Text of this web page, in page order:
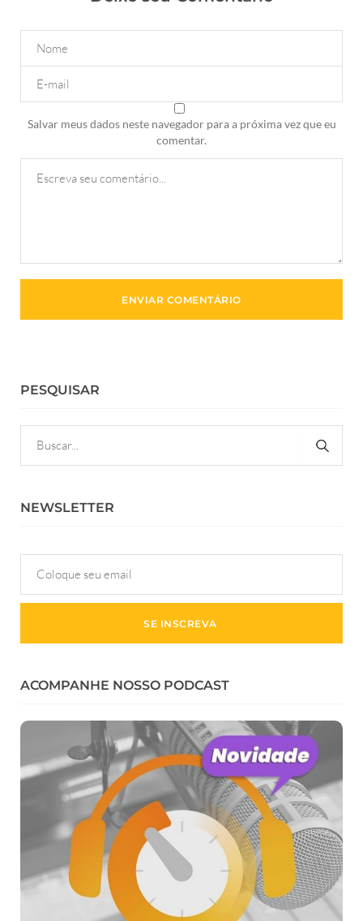
Salvar meus dados neste navegador para a próxima vez que eu
comentar.
PESQUISAR
NEWSLETTER
ACOMPANHE NOSSO PODCAST